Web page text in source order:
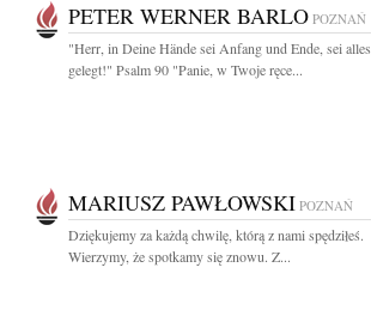
PETER WERNER BARLO POZNAŃ
"Herr, in Deine Hände sei Anfang und Ende, sei alles
gelegt!" Psalm 90 "Panie, w Twoje ręce...
MARIUSZ PAWŁOWSKI POZNAŃ
Dziękujemy za każdą chwilę, którą z nami spędziłeś.
Wierzymy, że spotkamy się znowu. Z...